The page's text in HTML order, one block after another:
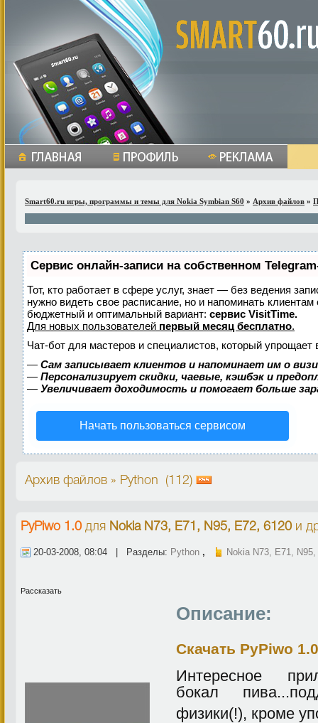
Smart60.ru игры, программы и темы для Nokia Symbian S60 » Архив файлов »
Сервис онлайн-записи на собственном
Тот, кто работает в сфере услуг, знает — без ведения
нужно видеть свое расписание, но и напоминать
бюджетный и оптимальный вариант: сервис VisitTime.
Для новых пользователей первый месяц бесплатно.
Чат-бот для мастеров и специалистов, который упрощает
— Сам записывает клиентов и напоминает им о
— Персонализирует скидки, чаевые, кэшбэк и
— Увеличивает доходимость и помогает больше
Начать пользоваться сервисом
Архив файлов » Python (112)
PyPiwo 1.0для Nokia N73, E71, N95, E72, 6120и
20-03-2008, 08:04 | Разделы: Python , Nokia N73, E71,
Рассказать
Описание:
Скачать PyPiwo 1.0
Интересное
бокал
физики(!), кроме